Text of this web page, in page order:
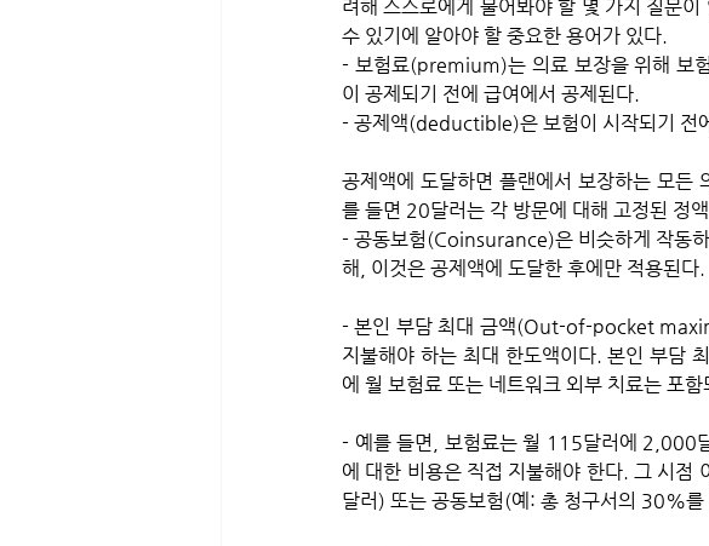
려해 스스로에게 물어봐야 할 몇 가지 질문
수 있기에 알아야 할 중요한 용어가 있다.
- 보험료(premium)는 의료 보장을 위해 보
이 공제되기 전에 급여에서 공제된다.
- 공제액(deductible)은 보험이 시작되기 전
공제액에 도달하면 플랜에서 보장하는 모
를 들면 20달러는 각 방문에 대해 고정된 정
- 공동보험(Coinsurance)은 비슷하게 작동
해, 이것은 공제액에 도달한 후에만 적용된다.
- 본인 부담 최대 금액(Out-of-pocket
지불해야 하는 최대 한도액이다. 본인 부담
에 월 보험료 또는 네트워크 외부 치료는 포
- 예를 들면, 보험료는 월 115달러에 2,000
에 대한 비용은 직접 지불해야 한다. 그 시점
달러) 또는 공동보험(예: 총 청구서의 30%